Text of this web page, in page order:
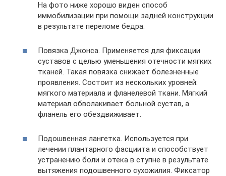
На фото ниже хорошо виден способ
иммобилизации при помощи задней конструкции
в результате переломе бедра.
Повязка Джонса. Применяется для фиксации
суставов с целью уменьшения отечности мягких
тканей. Такая повязка снижает болезненные
проявления. Состоит из нескольких уровней:
мягкого материала и фланелевой ткани. Мягкий
материал обволакивает больной сустав, а
фланель его обездвиживает.
Подошвенная лангетка. Используется при
лечении плантарного фасциита и способствует
устранению боли и отека в ступне в результате
вытяжения подошвенного сухожилия. Фиксатор